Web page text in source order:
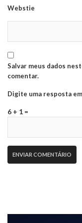
Webstie
Salvar meus dados
comentar.
Digite uma resposta
6 + 1 =